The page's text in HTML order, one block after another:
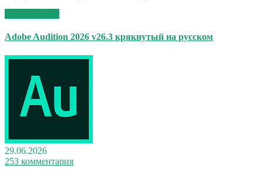
Adobe Audition 2026 v26.3 крякнутый на русском
29.06.2026
253 комментария